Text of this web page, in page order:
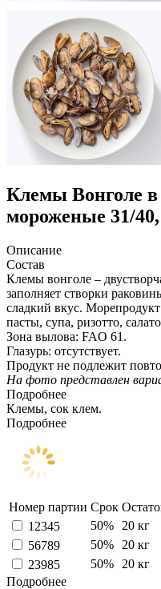
Клемы Вонголе в
мороженые 31/40,
Описание
Состав
Клемы вонголе –
заполняет створки
сладкий вкус.
пасты, супа, ризотто,
Зона вылова: FAO 61.
Глазурь: отсутствует.
Продукт не подлежит
На фото представлен
Подробнее
Клемы, сок клем.
Подробнее
Номер партии Срок
12345
50%
20 кг
56789
50%
20 кг
23985
50%
20 кг
Подробнее